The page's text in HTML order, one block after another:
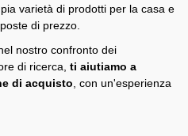
varietà di prodotti per la casa e
di prezzo.
nostro confronto dei
di ricerca, ti aiutiamo a
di acquisto , con un'esperienza